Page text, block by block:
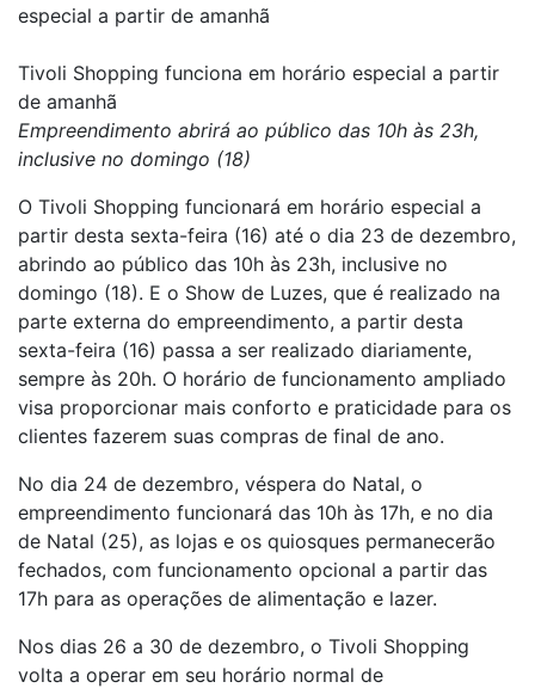
especial a partir de amanhã
Tivoli Shopping funciona em horário especial a partir
de amanhã
Empreendimento abrirá ao público das 10h às 23h,
inclusive no domingo (18)
O Tivoli Shopping funcionará em horário especial a
partir desta sexta-feira (16) até o dia 23 de dezembro,
abrindo ao público das 10h às 23h, inclusive no
domingo (18). E o Show de Luzes, que é realizado na
parte externa do empreendimento, a partir desta
sexta-feira (16) passa a ser realizado diariamente,
sempre às 20h. O horário de funcionamento ampliado
visa proporcionar mais conforto e praticidade para os
clientes fazerem suas compras de final de ano.
No dia 24 de dezembro, véspera do Natal, o
empreendimento funcionará das 10h às 17h, e no dia
de Natal (25), as lojas e os quiosques permanecerão
fechados, com funcionamento opcional a partir das
17h para as operações de alimentação e lazer.
Nos dias 26 a 30 de dezembro, o Tivoli Shopping
volta a operar em seu horário normal de